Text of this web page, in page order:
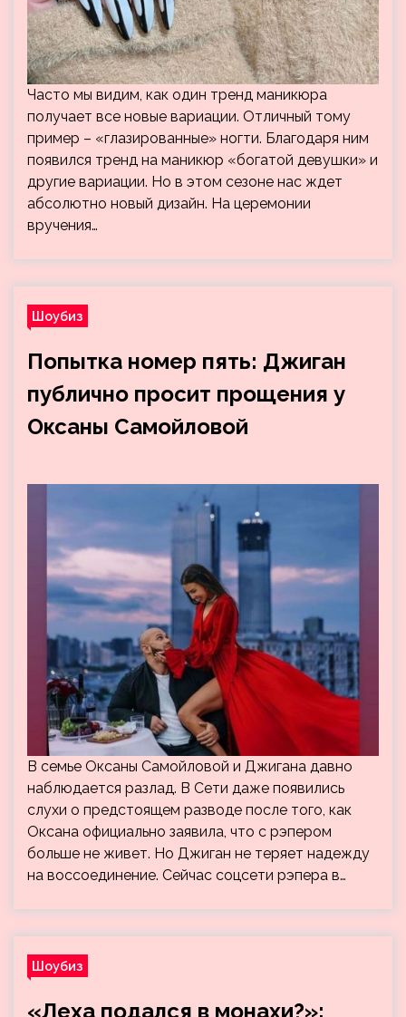
Часто мы видим, как один тренд маникюра
получает все новые вариации. Отличный тому
пример – «глазированные» ногти. Благодаря ним
появился тренд на маникюр «богатой девушки» и
другие вариации. Но в этом сезоне нас ждет
абсолютно новый дизайн. На церемонии
вручения…
Шоубиз
Попытка номер пять: Джиган
публично просит прощения у
Оксаны Самойловой
В семье Оксаны Самойловой и Джигана давно
наблюдается разлад. В Сети даже появились
слухи о предстоящем разводе после того, как
Оксана официально заявила, что с рэпером
больше не живет. Но Джиган не теряет надежду
на воссоединение. Сейчас соцсети рэпера в…
Шоубиз
«Леха подался в монахи?»: